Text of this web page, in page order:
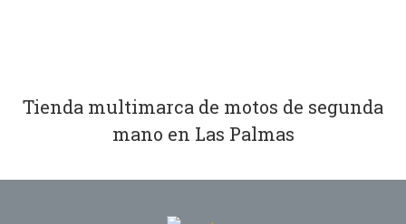
Tienda multimarca de motos de segunda
mano en Las Palmas